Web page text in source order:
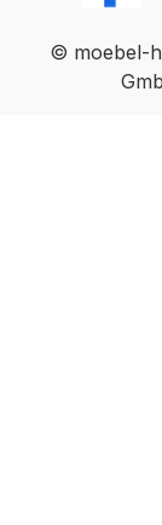
© moebel-